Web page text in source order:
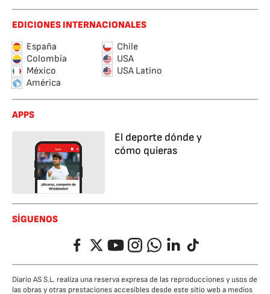
EDICIONES INTERNACIONALES
España
Chile
Colombia
USA
México
USA Latino
América
APPS
El deporte dónde y
cómo quieras
SÍGUENOS
FacebookTwitterYouTubeInstagramWhatsappLinkedIn
TikTok
Diario AS S.L. realiza una reserva expresa de las reproducciones y usos de
las obras y otras prestaciones accesibles desde este sitio web a medios